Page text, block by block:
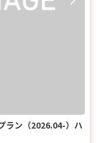
ラン（2026.04-）ハ